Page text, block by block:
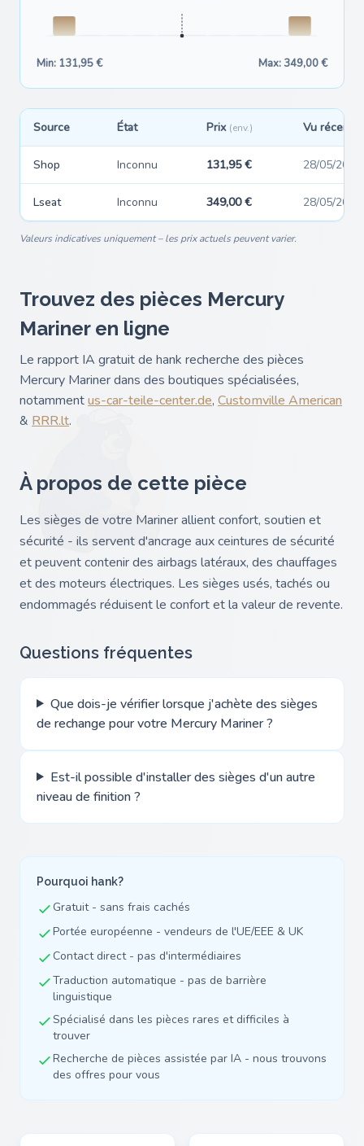
Min: 131,95 € Max: 349,00 €
Source État Prix (env.) Vu
Shop Inconnu 131,95 € 28/05/2026
Lseat Inconnu 349,00 € 28/05/2026
Valeurs indicatives uniquement – les prix actuels peuvent varier.
Trouvez des pièces Mercury
Mariner en ligne
Le rapport IA gratuit de hank recherche des pièces
Mercury Mariner dans des boutiques spécialisées,
notammentus-car-teile-center.de, Customville American
& RRR.lt.
À propos de cette pièce
Les sièges de votre Mariner allient confort, soutien et
sécurité - ils servent d'ancrage aux ceintures de sécurité
et peuvent contenir des airbags latéraux, des chauffages
et des moteurs électriques. Les sièges usés, tachés ou
endommagés réduisent le confort et la valeur de revente.
Questions fréquentes
Que dois-je vérifier lorsque j'achète des sièges
de rechange pour votre Mercury Mariner ?
Est-il possible d'installer des sièges d'un autre
niveau de finition ?
Pourquoi hank?
Gratuit - sans frais cachés
Portée européenne - vendeurs de l'UE/EEE & UK
Contact direct - pas d'intermédiaires
Traduction automatique - pas de barrière
linguistique
Spécialisé dans les pièces rares et difficiles à
trouver
Recherche de pièces assistée par IA - nous trouvons
des offres pour vous